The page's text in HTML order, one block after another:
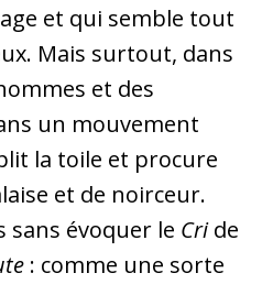
et qui semble tout
Mais surtout, dans
et des
un mouvement
la toile et procure
et de noirceur.
sans évoquer le Cride
: comme une sorte